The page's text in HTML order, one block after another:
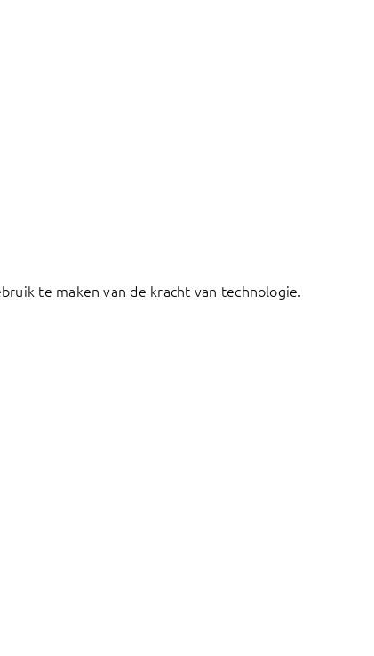
te maken van de kracht van technologie.